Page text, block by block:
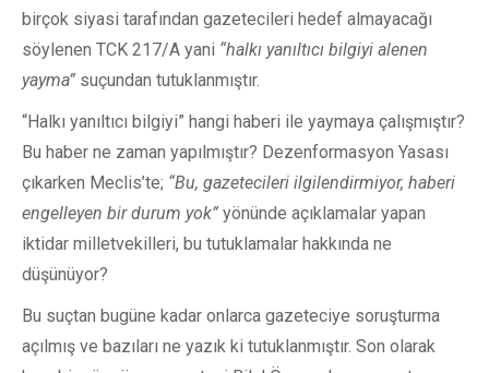
birçok siyasi tarafından gazetecileri hedef almayacağı
söylenen TCK 217/A yani “halkı yanıltıcı bilgiyi alenen
yayma” suçundan tutuklanmıştır.
“Halkı yanıltıcı bilgiyi” hangi haberi ile yaymaya çalışmıştır?
Bu haber ne zaman yapılmıştır? Dezenformasyon Yasası
çıkarken Meclis’te; “Bu, gazetecileri ilgilendirmiyor, haberi
engelleyen bir durum yok” yönünde açıklamalar yapan
iktidar milletvekilleri, bu tutuklamalar hakkında ne
düşünüyor?
Bu suçtan bugüne kadar onlarca gazeteciye soruşturma
açılmış ve bazıları ne yazık ki tutuklanmıştır. Son olarak